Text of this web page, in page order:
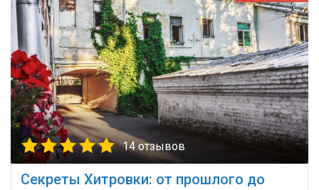
14 отзывов
Секреты Хитровки: от прошлого до